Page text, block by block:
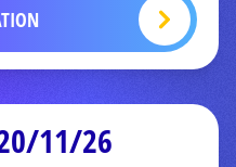
11/26